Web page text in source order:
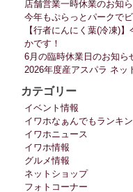
本
完
店舗営業一時休業のお知
今年もぷらっとパークで
【行者にんにく葉(冷凍)
かです！
6月の臨時休業日のお知ら
2026年度産アスパラ ネッ
カテゴリー
イベント情報
イワホなぁんでもランキ
イワホニュース
イワホ情報
グルメ情報
ネットショップ
フォトコーナー